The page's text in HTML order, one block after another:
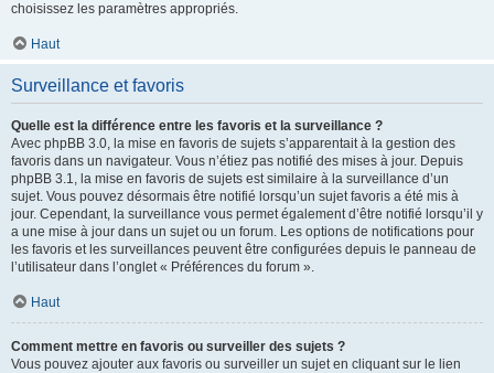
choisissez les paramètres appropriés.
Haut
Surveillance et favoris
Quelle est la différence entre les favoris et la surveillance ?
Avec phpBB 3.0, la mise en favoris de sujets s’apparentait à la gestion des
favoris dans un navigateur. Vous n’étiez pas notifié des mises à jour. Depuis
phpBB 3.1, la mise en favoris de sujets est similaire à la surveillance d’un
sujet. Vous pouvez désormais être notifié lorsqu’un sujet favoris a été mis à
jour. Cependant, la surveillance vous permet également d’être notifié lorsqu’il y
a une mise à jour dans un sujet ou un forum. Les options de notifications pour
les favoris et les surveillances peuvent être configurées depuis le panneau de
l’utilisateur dans l’onglet « Préférences du forum ».
Haut
Comment mettre en favoris ou surveiller des sujets ?
Vous pouvez ajouter aux favoris ou surveiller un sujet en cliquant sur le lien